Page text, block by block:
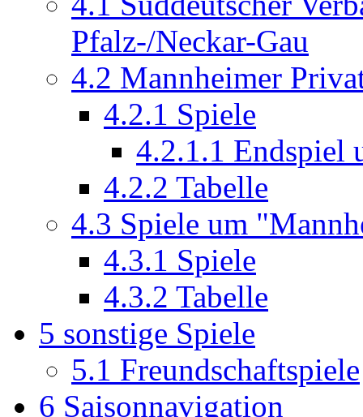
Pfalz-/Neckar-Gau
4.2 Mannheimer
4.2.1 Spiele
4.2.1.1 Endspiel
4.2.2 Tabelle
4.3 Spiele um
4.3.1 Spiele
4.3.2 Tabelle
5 sonstige Spiele
5.1 Freundschaftspiele
6 Saisonnavigation